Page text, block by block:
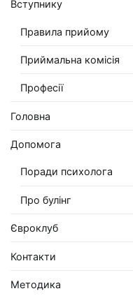
Вступнику
Правила прийому
Приймальна комісія
Професії
Головна
Допомога
Поради психолога
Про булінг
Євроклуб
Контакти
Методика